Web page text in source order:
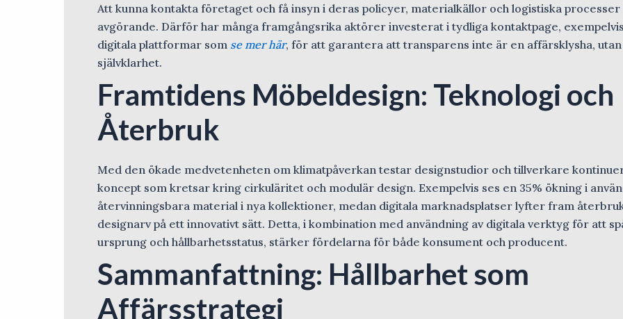
Att kunna kontakta företaget och få insyn i deras policyer, materialkällor och logistiska processer
avgörande. Därför har många framgångsrika aktörer investerat i tydliga kontaktpage,
digitala plattformar som se mer här, för att garantera att transparens inte är en affärsklysha, utan
självklarhet.
Framtidens Möbeldesign: Teknologi och
Återbruk
Med den ökade medvetenheten om klimatpåverkan testar designstudior och tillverkare
koncept som kretsar kring cirkuläritet och modulär design. Exempelvis ses en 35% ökning i
återvinningsbara material i nya kollektioner, medan digitala marknadsplatser lyfter fram
designarv på ett innovativt sätt. Detta, i kombination med användning av digitala verktyg för att
ursprung och hållbarhetsstatus, stärker fördelarna för både konsument och producent.
Sammanfattning: Hållbarhet som
Affärsstrategi